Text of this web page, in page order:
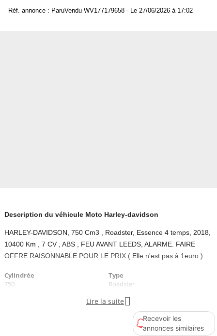
Réf. annonce : ParuVendu WV177179658 - Le 27/06/2026 à 17:02
Description du véhicule Moto Harley-davidson
HARLEY-DAVIDSON, 750 Cm3 , Roadster, Essence 4 temps, 2018,
10400 Km , 7 CV , ABS , FEU AVANT LEEDS, ALARME. FAIRE
OFFRE RAISONNABLE POUR LE PRIX ( Elle n'est pas à 1euro )
Cylindrée
750
Type
Roadster
Lire la suite 
Recevoir les
annonces similaires